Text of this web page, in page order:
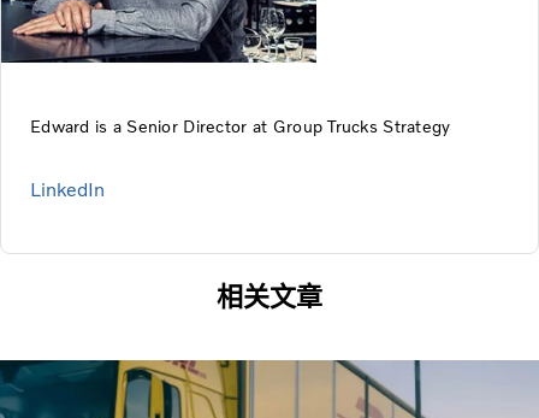
Edward is a Senior Director at Group Trucks Strategy
LinkedIn
相关文章